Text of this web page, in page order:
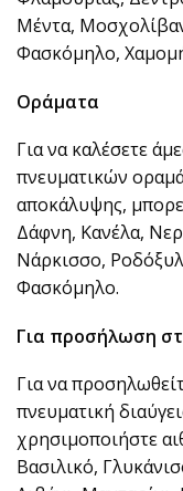
Μέντα,
Φασκόμηλο,
Οράματα
Για να καλέσετε
πνευματικών
αποκάλυψης,
Δάφνη, Κανέλα,
Νάρκισσο,
Φασκόμηλο.
Για προσήλωση
Για να
πνευματική
χρησιμοποιήστε
Βασιλικό,